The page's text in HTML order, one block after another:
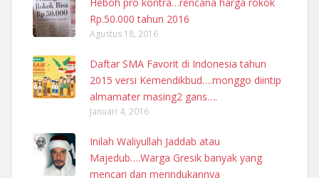
Rp.50.000 tahun 2016
Agustus 18, 2016
Daftar SMA Favorit di Indonesia tahun
2015 versi Kemendikbud….monggo diintip
almamater masing2 gans….
Januari 4, 2016
Inilah Waliyullah Jaddab atau
Majedub….Warga Gresik banyak yang
mencari dan merindukannya